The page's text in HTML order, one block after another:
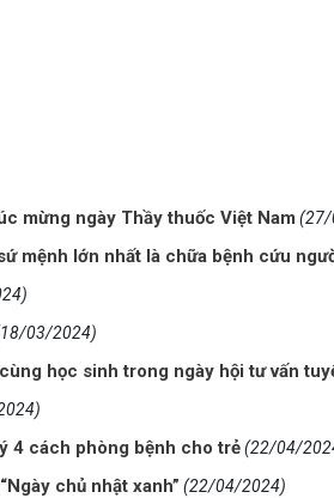
mừng ngày Thầy thuốc Việt Nam (27/
mệnh lớn nhất là chữa bệnh cứu
03/2024)
học sinh trong ngày hội tư vấn
4 cách phòng bệnh cho trẻ(22/04/
chủ nhật xanh” (22/04/2024)